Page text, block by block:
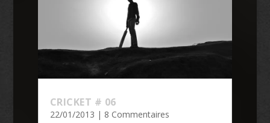
CRICKET # 06
22/01/2013 | 8 Commentaires